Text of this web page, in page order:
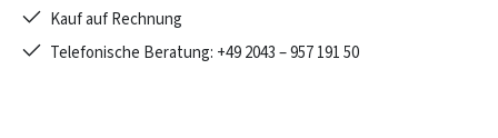
Kauf auf Rechnung
Telefonische Beratung: +49 2043 – 957 191 50